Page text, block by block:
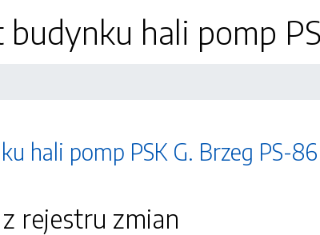
budynku hali pomp
hali pomp PSK G. Brzeg PS-86
rejestru zmian